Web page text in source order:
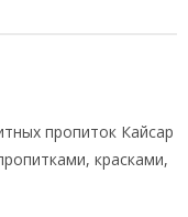
пропиток Кайсар
красками,